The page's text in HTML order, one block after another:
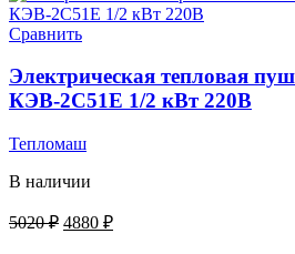
Сравнить
Электрическая тепловая
КЭВ-2С51Е 1/2 кВт 220В
Тепломаш
В наличии
5020₽ 4880 ₽